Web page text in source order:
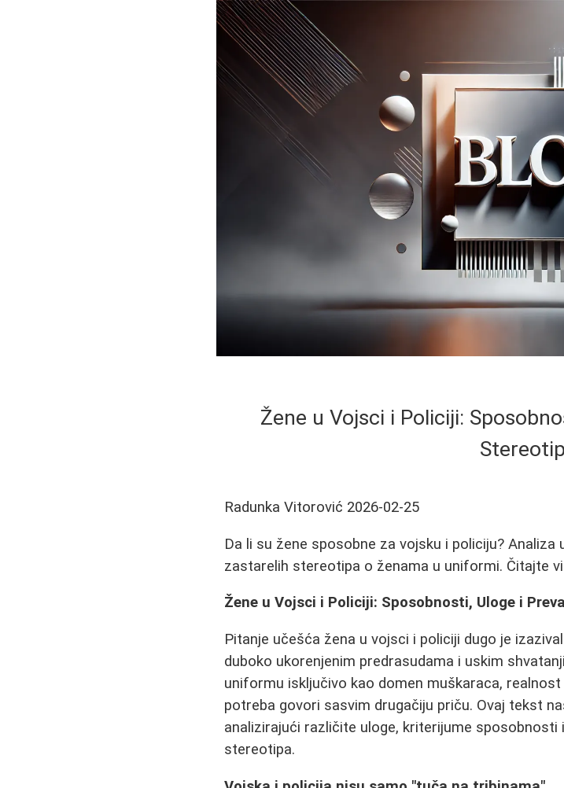
Žene u Vojsci i Policiji:
Radunka Vitorović 2026-02-25
Da li su žene sposobne za vojsku i policiju?
zastarelih stereotipa o ženama u uniformi. Čitajte
Žene u Vojsci i Policiji: Sposobnosti, Uloge i
Pitanje učešća žena u vojsci i policiji dugo je
duboko ukorenjenim predrasudama i uskim
uniformu isključivo kao domen muškaraca,
potreba govori sasvim drugačiju priču. Ovaj tekst
analizirajući različite uloge, kriterijume
stereotipa.